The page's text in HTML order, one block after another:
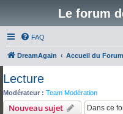
Le forum
FAQ
DreamAgain Accueil du Forum
Lecture
Modérateur : Team Modération
Nouveau sujet